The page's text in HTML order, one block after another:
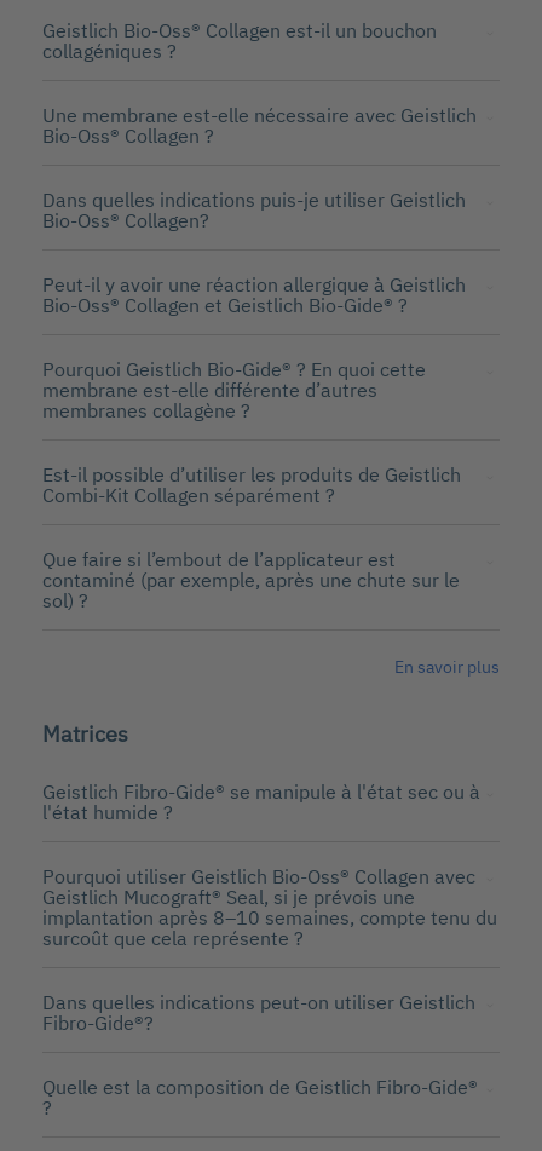
Geistlich Bio-Oss® Collagen est-il un bouchon
collagéniques ?
Une membrane est-elle nécessaire avec Geistlich
Bio-Oss® Collagen ?
Dans quelles indications puis-je utiliser Geistlich
Bio-Oss® Collagen?
Peut-il y avoir une réaction allergique à Geistlich
Bio-Oss® Collagen et Geistlich Bio-Gide® ?
Pourquoi Geistlich Bio-Gide® ? En quoi cette
membrane est-elle différente d’autres
membranes collagène ?
Est-il possible d’utiliser les produits de Geistlich
Combi-Kit Collagen séparément ?
Que faire si l’embout de l’applicateur est
contaminé (par exemple, après une chute sur le
sol) ?
En savoir plus
Matrices
Geistlich Fibro-Gide® se manipule à l'état sec ou à
l'état humide ?
Pourquoi utiliser Geistlich Bio-Oss® Collagen avec
Geistlich Mucograft® Seal, si je prévois une
implantation après 8–10 semaines, compte tenu du
surcoût que cela représente ?
Dans quelles indications peut-on utiliser Geistlich
Fibro-Gide®?
Quelle est la composition de Geistlich Fibro-Gide®
?